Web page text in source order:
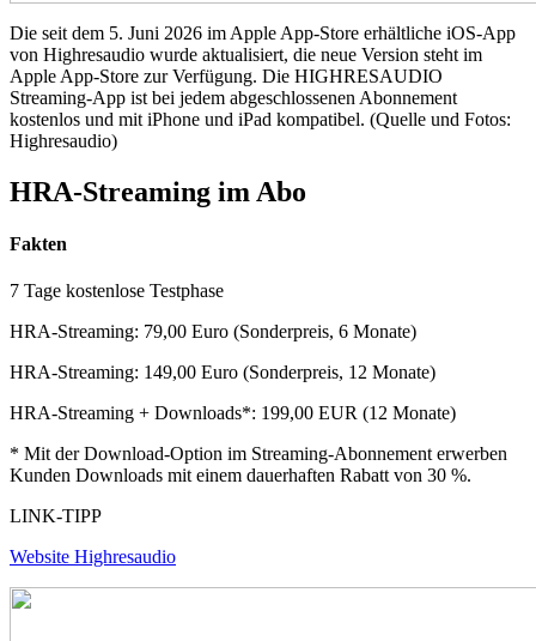
Die seit dem 5. Juni 2026 im Apple App-Store erhältliche iOS-App
von Highresaudio wurde aktualisiert, die neue Version steht im
Apple App-Store zur Verfügung. Die HIGHRESAUDIO
Streaming-App ist bei jedem abgeschlossenen Abonnement
kostenlos und mit iPhone und iPad kompatibel. (Quelle und Fotos:
Highresaudio)
HRA-Streaming im Abo
Fakten
7 Tage kostenlose Testphase
HRA-Streaming: 79,00 Euro (Sonderpreis, 6 Monate)
HRA-Streaming: 149,00 Euro (Sonderpreis, 12 Monate)
HRA-Streaming + Downloads*: 199,00 EUR (12 Monate)
* Mit der Download-Option im Streaming-Abonnement erwerben
Kunden Downloads mit einem dauerhaften Rabatt von 30 %.
LINK-TIPP
Website Highresaudio